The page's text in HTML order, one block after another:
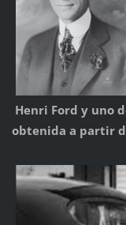
Henri Ford y uno
obtenida a partir